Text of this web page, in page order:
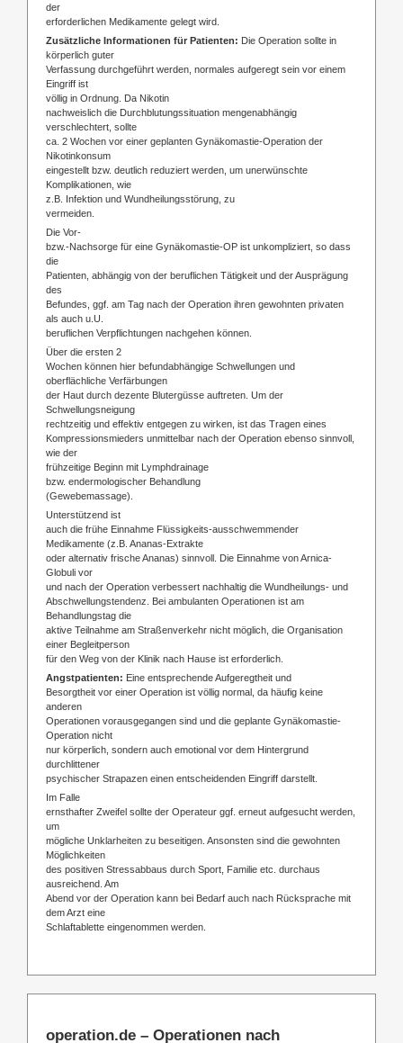
der
erforderlichen Medikamente gelegt wird.
Zusätzliche Informationen für Patienten: Die Operation sollte in
körperlich guter
Verfassung durchgeführt werden, normales aufgeregt sein vor einem
Eingriff ist
völlig in Ordnung. Da Nikotin
nachweislich die Durchblutungssituation mengenabhängig
verschlechtert, sollte
ca. 2 Wochen vor einer geplanten Gynäkomastie-Operation der
Nikotinkonsum
eingestellt bzw. deutlich reduziert werden, um unerwünschte
Komplikationen, wie
z.B. Infektion und Wundheilungsstörung, zu
vermeiden.
Die Vor-
bzw.-Nachsorge für eine Gynäkomastie-OP ist unkompliziert, so dass
die
Patienten, abhängig von der beruflichen Tätigkeit und der Ausprägung
des
Befundes, ggf. am Tag nach der Operation ihren gewohnten privaten
als auch u.U.
beruflichen Verpflichtungen nachgehen können.
Über die ersten 2
Wochen können hier befundabhängige Schwellungen und
oberflächliche Verfärbungen
der Haut durch dezente Blutergüsse auftreten. Um der
Schwellungsneigung
rechtzeitig und effektiv entgegen zu wirken, ist das Tragen eines
Kompressionsmieders unmittelbar nach der Operation ebenso sinnvoll,
wie der
frühzeitige Beginn mit Lymphdrainage
bzw. endermologischer Behandlung
(Gewebemassage).
Unterstützend ist
auch die frühe Einnahme Flüssigkeits-ausschwemmender
Medikamente (z.B. Ananas-Extrakte
oder alternativ frische Ananas) sinnvoll. Die Einnahme von Arnica-
Globuli vor
und nach der Operation verbessert nachhaltig die Wundheilungs- und
Abschwellungstendenz. Bei ambulanten Operationen ist am
Behandlungstag die
aktive Teilnahme am Straßenverkehr nicht möglich, die Organisation
einer Begleitperson
für den Weg von der Klinik nach Hause ist erforderlich.
Angstpatienten: Eine entsprechende Aufgeregtheit und
Besorgtheit vor einer Operation ist völlig normal, da häufig keine
anderen
Operationen vorausgegangen sind und die geplante Gynäkomastie-
Operation nicht
nur körperlich, sondern auch emotional vor dem Hintergrund
durchlittener
psychischer Strapazen einen entscheidenden Eingriff darstellt.
Im Falle
ernsthafter Zweifel sollte der Operateur ggf. erneut aufgesucht werden,
um
mögliche Unklarheiten zu beseitigen. Ansonsten sind die gewohnten
Möglichkeiten
des positiven Stressabbaus durch Sport, Familie etc. durchaus
ausreichend. Am
Abend vor der Operation kann bei Bedarf auch nach Rücksprache mit
dem Arzt eine
Schlaftablette eingenommen werden.
operation.de – Operationen nach